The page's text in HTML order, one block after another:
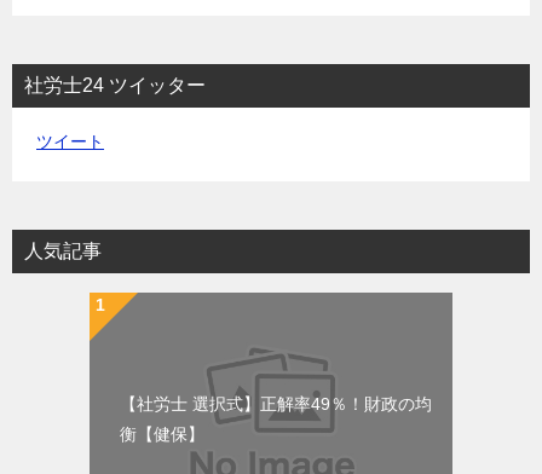
社労士24 ツイッター
ツイート
人気記事
【社労士 選択式】正解率49％！財政の均
衡【健保】